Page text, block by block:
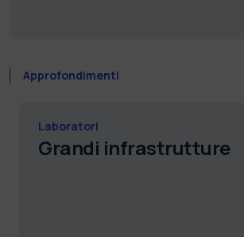
Approfondimenti
Laboratori
Grandi infrastrutture